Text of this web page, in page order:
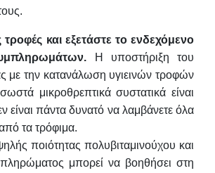
και εξετάστε το ενδεχόμενο
Η υποστήριξη του
με την κατανάλωση υγιεινών τροφών
μικροθρεπτικά συστατικά είναι
είναι πάντα δυνατό να λαμβάνετε όλα
τα τρόφιμα.
ποιότητας πολυβιταμινούχου και
μπορεί να βοηθήσει στη